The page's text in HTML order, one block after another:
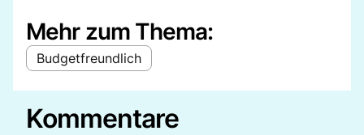
Mehr zum Thema:
Budgetfreundlich
Kommentare